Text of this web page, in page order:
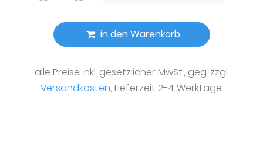
in den Warenkorb
alle Preise inkl. gesetzlicher MwSt., geg. zzgl.
Versandkosten, Lieferzeit 2-4 Werktage.